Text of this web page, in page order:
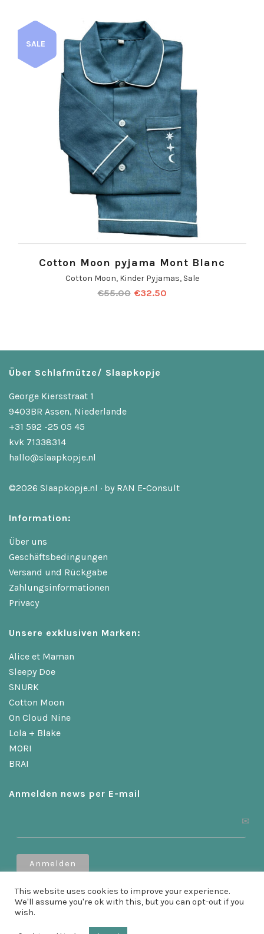
SALE
Cotton Moon pyjama Mont Blanc
Cotton Moon, Kinder Pyjamas, Sale
€55.00 €32.50
Über Schlafmütze/ Slaapkopje
George Kiersstraat 1
9403BR Assen, Niederlande
+31 592 -25 05 45
kvk 71338314
hallo@slaapkopje.nl
©2026 Slaapkopje.nl · by RAN E-Consult
Information:
Über uns
Geschäftsbedingungen
Versand und Rückgabe
Zahlungsinformationen
Privacy
Unsere exklusiven Marken:
Alice et Maman
Sleepy Doe
SNURK
Cotton Moon
On Cloud Nine
Lola + Blake
MORI
BRAI
Anmelden news per E-mail
Erhalten Sie 10 % Rabatt, wenn Sie sich anmelden!
This website uses cookies to improve your experience.
We'll assume you're ok with this, but you can opt-out if you
wish.